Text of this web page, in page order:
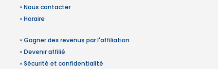
» Nous contacter
» Horaire
» Gagner des revenus par l'affiliation
» Devenir affilié
» Sécurité et confidentialité